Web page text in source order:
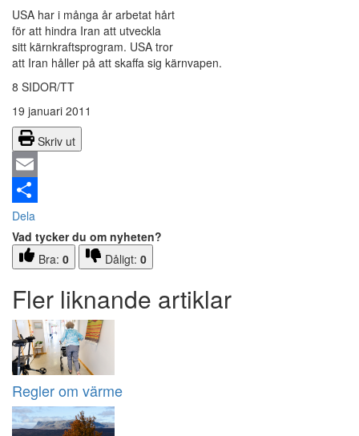
USA har i många år arbetat hårt
för att hindra Iran att utveckla
sitt kärnkraftsprogram. USA tror
att Iran håller på att skaffa sig kärnvapen.
8 SIDOR/TT
19 januari 2011
Skriv ut
Email
Dela
Vad tycker du om nyheten?
Bra: 0 Dåligt: 0
Fler liknande artiklar
Regler om värme